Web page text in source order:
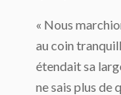
« Nous
au coin
étendait sa
ne sais plus de